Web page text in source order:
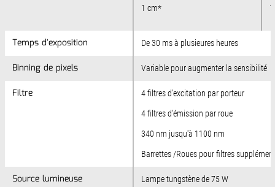
Temps d'exposition
Binning de pixels
Filtre
Source lumineuse
1 cm*
Temps d'exposition De 30 ms à plusieures heures
Binning de pixels Variable pour augmenter la sensibilité
Filtre 4 filtres d'excitation par porteur
4 filtres d'émission par roue
340 nm jusqu'à 1100 nm
Barrettes /Roues pour filtres
Source lumineuse Lampe tungstène de 75 W